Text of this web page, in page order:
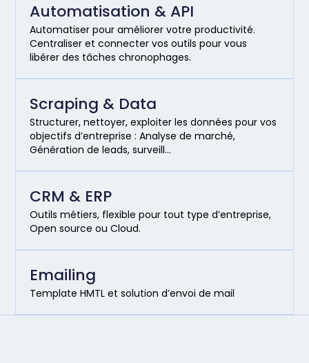
Emailing
Template HMTL et solution d’envoi de mail
Automatisation & API
Automatiser pour améliorer votre productivité.
Centraliser et connecter vos outils pour vous
libérer des tâches chronophages.
Scraping & Data
Structurer, nettoyer, exploiter les données pour vos
objectifs d’entreprise : Analyse de marché,
Génération de leads, surveill…
CRM & ERP
Outils métiers, flexible pour tout type d’entreprise,
Open source ou Cloud.